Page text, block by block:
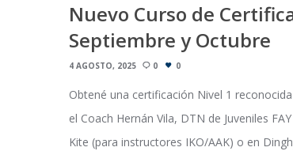
Nuevo Curso de
Septiembre y Octubre
4 AGOSTO, 2025 0 0
Obtené una certificación Nivel 1
el Coach Hernán Vila, DTN de Juveniles
Kite (para instructores IKO/AAK) o en